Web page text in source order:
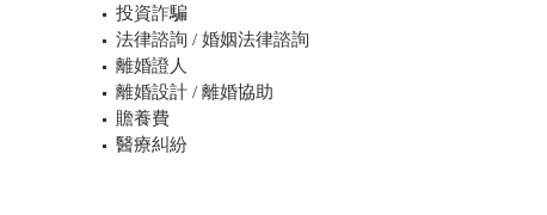
投資詐騙
法律諮詢 / 婚姻法律諮詢
離婚證人
離婚設計 / 離婚協助
贍養費
醫療糾紛